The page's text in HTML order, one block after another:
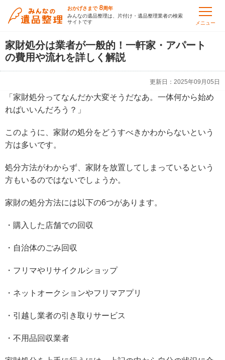
おかげさまで 8周年
みんなの遺品整理は、片付け・遺品整理業者の検索
サイトです
メニュー
家財処分は業者が一般的！一軒家・アパート
の費用や流れを詳しく解説
更新日： 2025年09月05日
「家財処分ってなんだか大変そうだなあ。一体何から始め
ればいいんだろう？」
このように、家財の処分をどうすべきかわからないという
方は多いです。
処分方法がわからず、家財を放置してしまっているという
方もいるのではないでしょうか。
家財の処分方法には以下の6つがあります。
・購入した店舗での回収
・自治体のごみ回収
・フリマやリサイクルショップ
・ネットオークションやフリマアプリ
・引越し業者の引き取りサービス
・不用品回収業者